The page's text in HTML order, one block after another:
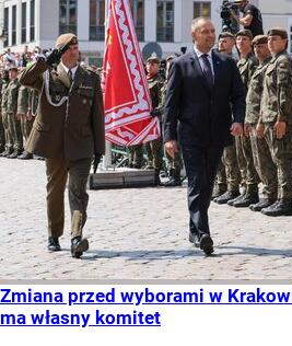
Zmiana przed wyborami w
ma własny komitet